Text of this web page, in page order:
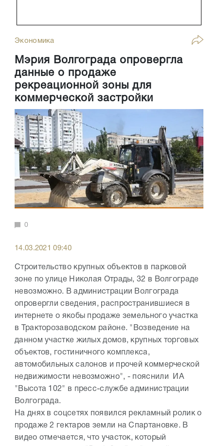
Экономика
Мэрия Волгограда опровергла
данные о продаже
рекреационной зоны для
коммерческой застройки
0
14.03.2021 09:40
Строительство крупных объектов в парковой
зоне по улице Николая Отрады, 32 в Волгограде
невозможно. В администрации Волгограда
опровергли сведения, распространившиеся в
интернете о якобы продаже земельного участка
в Тракторозаводском районе. "Возведение на
данном участке жилых домов, крупных торговых
объектов, гостиничного комплекса,
автомобильных салонов и прочей коммерческой
недвижимости невозможно", - пояснили ИА
"Высота 102" в пресс-службе администрации
Волгограда.
На днях в соцсетях появился рекламный ролик о
продаже 2 гектаров земли на Спартановке. В
видео отмечается, что участок, который